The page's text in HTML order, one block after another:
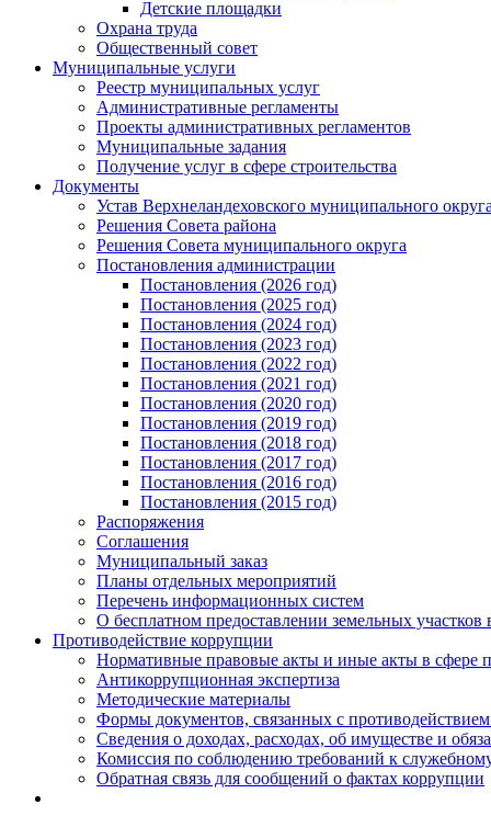
Детские площадки
Охрана труда
Общественный совет
Муниципальные услуги
Реестр муниципальных услуг
Административные регламенты
Проекты административных регламентов
Муниципальные задания
Получение услуг в сфере строительства
Документы
Устав Верхнеландеховского муниципального
Решения Совета района
Решения Совета муниципального округа
Постановления администрации
Постановления (2026 год)
Постановления (2025 год)
Постановления (2024 год)
Постановления (2023 год)
Постановления (2022 год)
Постановления (2021 год)
Постановления (2020 год)
Постановления (2019 год)
Постановления (2018 год)
Постановления (2017 год)
Постановления (2016 год)
Постановления (2015 год)
Распоряжения
Соглашения
Муниципальный заказ
Планы отдельных мероприятий
Перечень информационных систем
О бесплатном предоставлении земельных
Противодействие коррупции
Нормативные правовые акты и иные акты в сфере
Антикоррупционная экспертиза
Методические материалы
Формы документов, связанных с
Сведения о доходах, расходах, об имуществе и
Комиссия по соблюдению требований к
Обратная связь для сообщений о фактах коррупции